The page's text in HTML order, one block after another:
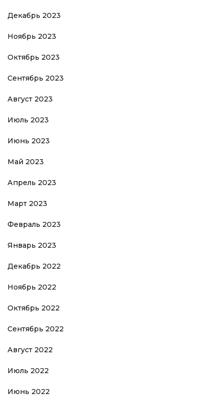
Декабрь 2023
Ноябрь 2023
Октябрь 2023
Сентябрь 2023
Август 2023
Июль 2023
Июнь 2023
Май 2023
Апрель 2023
Март 2023
Февраль 2023
Январь 2023
Декабрь 2022
Ноябрь 2022
Октябрь 2022
Сентябрь 2022
Август 2022
Июль 2022
Июнь 2022